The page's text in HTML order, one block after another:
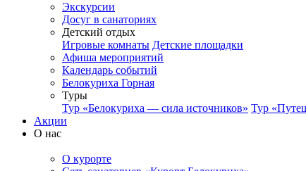
Экскурсии
Досуг в санаториях
Детский отдых
Игровые комнаты Детские площадки
Афиша мероприятий
Календарь событий
Белокуриха Горная
Туры
Тур «Белокуриха — сила источников» Тур
Акции
О нас
О курорте